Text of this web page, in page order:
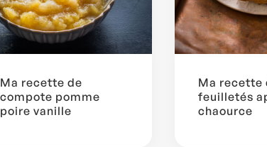
Ma recette de
compote pomme
poire vanille
Ma recette
feuilletés
chaource